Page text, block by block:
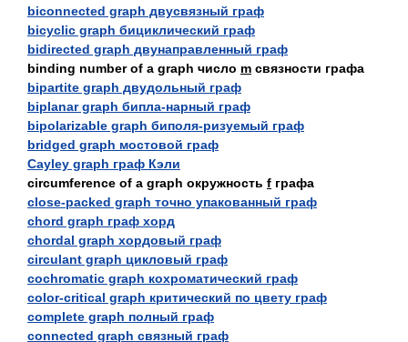
biconnected graph двусвязный граф
bicyclic graph бициклический граф
bidirected graph двунаправленный граф
binding number of а graph число m связности графа
bipartite graph двудольный граф
biplanar graph бипла-нарный граф
bipolarizable graph биполя-ризуемый граф
bridged graph мостовой граф
Cayley graph граф Кэли
circumference of а graph окружность f графа
close-packed graph точно упакованный граф
chord graph граф хорд
chordal graph хордовый граф
circulant graph цикловый граф
cochromatic graph кохроматический граф
color-critical graph критический по цвету граф
complete graph полный граф
connected graph связный граф